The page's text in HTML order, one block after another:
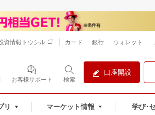
お客様サポート 検索
口座開設
リ マーケット情報 学び･
資情報トウシル カード 銀行 ウォレット